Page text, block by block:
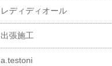
レディディオール
出張施工
a.testoni